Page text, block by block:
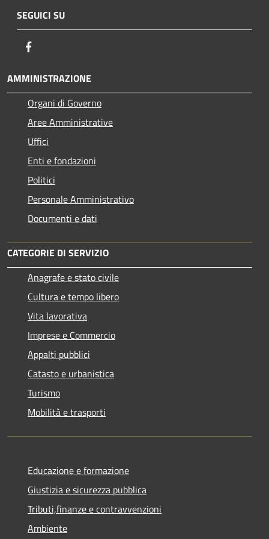
SEGUICI SU
AMMINISTRAZIONE
Organi di Governo
Aree Amministrative
Uffici
Enti e fondazioni
Politici
Personale Amministrativo
Documenti e dati
CATEGORIE DI SERVIZIO
Anagrafe e stato civile
Cultura e tempo libero
Vita lavorativa
Imprese e Commercio
Appalti pubblici
Catasto e urbanistica
Turismo
Mobilità e trasporti
Educazione e formazione
Giustizia e sicurezza pubblica
Tributi,finanze e contravvenzioni
Ambiente